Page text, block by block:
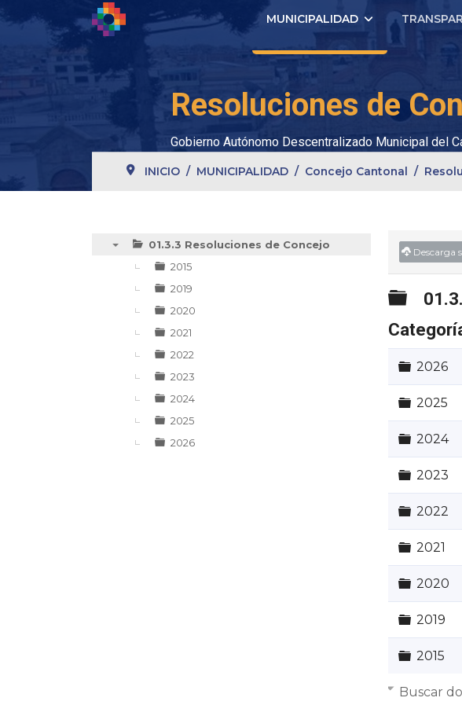
MUNICIPALIDAD
Resoluciones de
Gobierno Autónomo Descentralizado Municipal del
INICIO MUNICIPALIDAD Concejo Cantonal
01.3.3 Resoluciones de Concejo
2015
2019
2020
2021
2022
2023
2024
2025
2026
Descarga
Carpeta
2026
Carpeta
2025
Carpeta
2024
Carpeta
2023
Carpeta
2022
Carpeta
2021
Carpeta
2020
Carpeta
2019
Carpeta
2015
Buscar